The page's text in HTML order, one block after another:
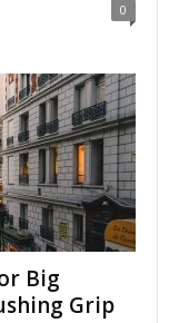
0
Big
Grip